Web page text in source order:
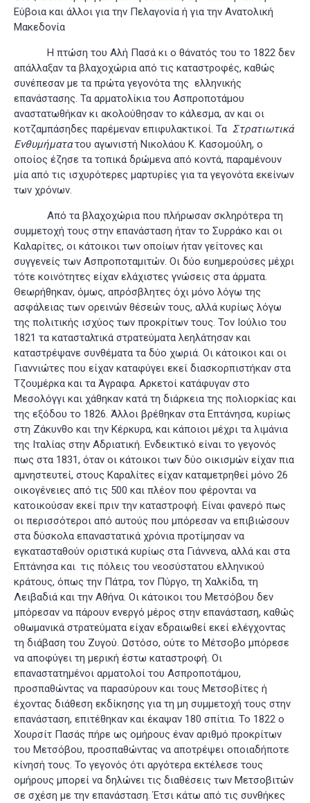
Εύβοια και άλλοι για την Πελαγονία ή για την Ανατολική
Μακεδονία
Η πτώση του Αλή Πασά κι ο θάνατός του το 1822 δεν
απάλλαξαν τα βλαχοχώρια από τις καταστροφές, καθώς
συνέπεσαν με τα πρώτα γεγονότα της ελληνικής
επανάστασης. Τα αρματολίκια του Ασπροποτάμου
αναστατωθήκαν κι ακολούθησαν το κάλεσμα, αν και οι
κοτζαμπάσηδες παρέμεναν επιφυλακτικοί. Τα Στρατιωτικά
Ενθυμήματατου αγωνιστή Νικολάου Κ. Κασομούλη, ο
οποίος έζησε τα τοπικά δρώμενα από κοντά, παραμένουν
μία από τις ισχυρότερες μαρτυρίες για τα γεγονότα εκείνων
των χρόνων.
Από τα βλαχοχώρια που πλήρωσαν σκληρότερα τη
συμμετοχή τους στην επανάσταση ήταν το Συρράκο και οι
Καλαρίτες, οι κάτοικοι των οποίων ήταν γείτονες και
συγγενείς των Ασπροποταμιτών. Οι δύο ευημερούσες μέχρι
τότε κοινότητες είχαν ελάχιστες γνώσεις στα άρματα.
Θεωρήθηκαν, όμως, απρόσβλητες όχι μόνο λόγω της
ασφάλειας των ορεινών θέσεών τους, αλλά κυρίως λόγω
της πολιτικής ισχύος των προκρίτων τους. Τον Ιούλιο του
1821 τα κατασταλτικά στρατεύματα λεηλάτησαν και
καταστρέψανε συνθέματα τα δύο χωριά. Οι κάτοικοι και οι
Γιαννιώτες που είχαν καταφύγει εκεί διασκορπιστήκαν στα
Τζουμέρκα και τα Άγραφα. Αρκετοί κατάφυγαν στο
Μεσολόγγι και χάθηκαν κατά τη διάρκεια της πολιορκίας και
της εξόδου το 1826. Άλλοι βρέθηκαν στα Επτάνησα, κυρίως
στη Ζάκυνθο και την Κέρκυρα, και κάποιοι μέχρι τα λιμάνια
της Ιταλίας στην Αδριατική. Ενδεικτικό είναι το γεγονός
πως στα 1831, όταν οι κάτοικοι των δύο οικισμών είχαν πια
αμνηστευτεί, στους Καραλίτες είχαν καταμετρηθεί μόνο 26
οικογένειες από τις 500 και πλέον που φέρονται να
κατοικούσαν εκεί πριν την καταστροφή. Είναι φανερό πως
οι περισσότεροι από αυτούς που μπόρεσαν να επιβιώσουν
στα δύσκολα επαναστατικά χρόνια προτίμησαν να
εγκατασταθούν οριστικά κυρίως στα Γιάννενα, αλλά και στα
Επτάνησα και τις πόλεις του νεοσύστατου ελληνικού
κράτους, όπως την Πάτρα, τον Πύργο, τη Χαλκίδα, τη
Λειβαδιά και την Αθήνα. Οι κάτοικοι του Μετσόβου δεν
μπόρεσαν να πάρουν ενεργό μέρος στην επανάσταση, καθώς
οθωμανικά στρατεύματα είχαν εδραιωθεί εκεί ελέγχοντας
τη διάβαση του Ζυγού. Ωστόσο, ούτε το Μέτσοβο μπόρεσε
να αποφύγει τη μερική έστω καταστροφή. Οι
επαναστατημένοι αρματολοί του Ασπροποτάμου,
προσπαθώντας να παρασύρουν και τους Μετσοβίτες ή
έχοντας διάθεση εκδίκησης για τη μη συμμετοχή τους στην
επανάσταση, επιτέθηκαν και έκαψαν 180 σπίτια. Το 1822 ο
Χουρσίτ Πασάς πήρε ως ομήρους έναν αριθμό προκρίτων
του Μετσόβου, προσπαθώντας να αποτρέψει οποιαδήποτε
κίνησή τους. Το γεγονός ότι αργότερα εκτέλεσε τους
ομήρους μπορεί να δηλώνει τις διαθέσεις των Μετσοβιτών
σε σχέση με την επανάσταση. Έτσι κάτω από τις συνθήκες